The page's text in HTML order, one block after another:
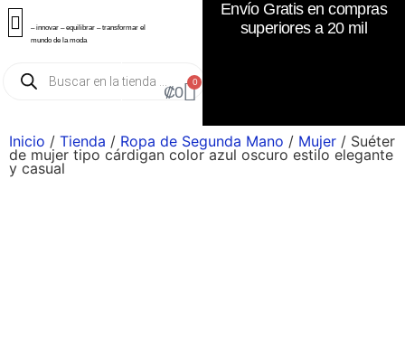
– innovar – equilibrar – transformar el
mundo de la moda
₡0
0
Envío Gratis en compras
superiores a 20 mil
Inicio / Tienda / Ropa de Segunda Mano / Mujer / Suéter
de mujer tipo cárdigan color azul oscuro estilo elegante
y casual